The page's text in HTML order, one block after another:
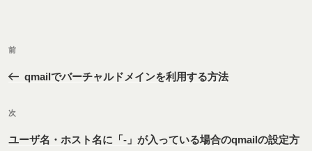
稿
ナ
ゲ
ー
前
稿
前
qmailでバーチャルドメインを利用する方法
次
次
ユーザ名・ホスト名に「-」が入っている場合のqmailの設定方